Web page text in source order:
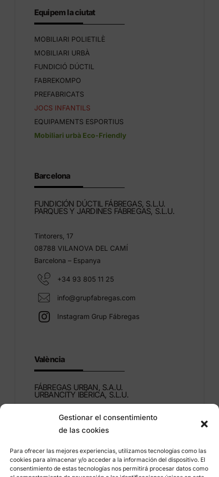
Gestionar el consentimiento
de las cookies
Para ofrecer las mejores experiencias, utilizamos tecnologías como las
cookies para almacenar y/o acceder a la información del dispositivo. El
consentimiento de estas tecnologías nos permitirá procesar datos como
Equipem la ciutat
MOBILIARI POLIETILÈ
MOBILIARI URBÀ
FUNDICIÓ DÚCTIL
FABREKOMPO
PREFABRICATS
JOCS INFANTILS
EQUIPAMENTS ESPORTIUS
Mobiliari urbà Eco-Friendly
Barcelona
FUNDICIÓN DÚCTIL FÁBREGAS, S.L.U.
PARQUES Y JARDINES FÁBREGAS, S.L.U.
Tintorers, 17
08788 VILANOVA DEL CAMÍ
Barcelona – Espanya
+34 93 805 11 25
info@grupfabregas.com
Instagram Grup Fábregas
València
FÁBREGAS URBAN, S.A.U.
URBANCITY IBÉRICA, S.L.U.
Montdúber, 3
46960 ALDAIA
+34 96 151 53 44